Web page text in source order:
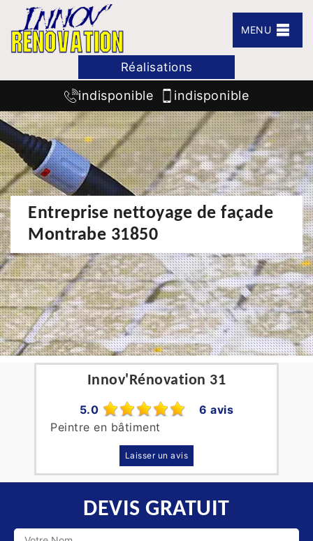
MENU
Réalisations
indisponible indisponible
Entreprise nettoyage de façade
Montrabe 31850
Innov'Rénovation 31
5.0
6 avis
Peintre en bâtiment
Laisser un avis
DEVIS GRATUIT